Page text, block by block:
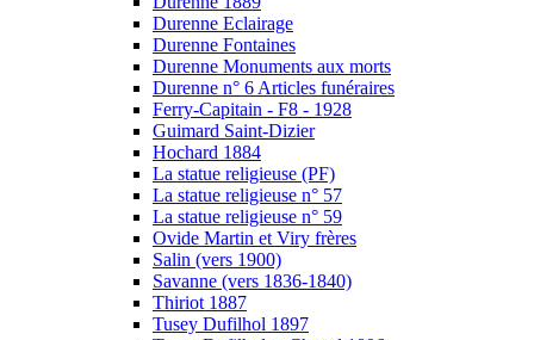
Durenne Eclairage
Durenne Fontaines
Durenne Monuments aux morts
Durenne n° 6 Articles funéraires
Ferry-Capitain - F8 - 1928
Guimard Saint-Dizier
Hochard 1884
La statue religieuse (PF)
La statue religieuse n° 57
La statue religieuse n° 59
Ovide Martin et Viry frères
Salin (vers 1900)
Savanne (vers 1836-1840)
Thiriot 1887
Tusey Dufilhol 1897